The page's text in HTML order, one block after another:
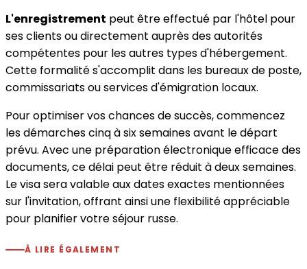
L'enregistrement peut être effectué par l'hôtel pour
ses clients ou directement auprès des autorités
compétentes pour les autres types d'hébergement.
Cette formalité s'accomplit dans les bureaux de poste,
commissariats ou services d'émigration locaux.
Pour optimiser vos chances de succès, commencez
les démarches cinq à six semaines avant le départ
prévu. Avec une préparation électronique efficace des
documents, ce délai peut être réduit à deux semaines.
Le visa sera valable aux dates exactes mentionnées
sur l'invitation, offrant ainsi une flexibilité appréciable
pour planifier votre séjour russe.
À LIRE ÉGALEMENT